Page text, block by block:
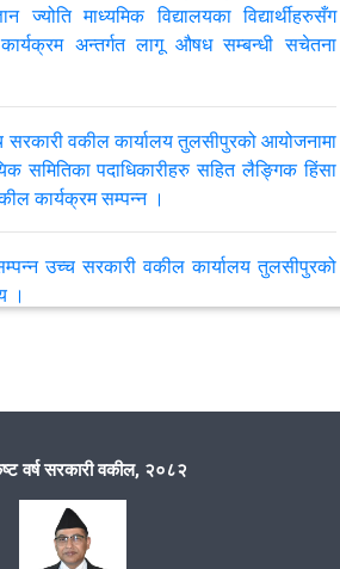
वकील कार्यालय तुलसीपुरको आयोजनामा
पदाधिकारीहरुसँग सम्‍पन्‍न समुदायमा सरकारी
हिंसा सम्बन्धी कानूनी सचेतना अन्‍तरक्रिया
उच्च सरकारी वकील कार्यालय तुलसीपुरको २६
उच्च सरकारी वकील कार्यालय तुलसीपुर र
कार्यालय दाङका सरकारी वकील बीचको पहिलो
उच्च सरकारी वकील कार्यालय तुलसीपुर
उच्च सरकारी वकील कार्यालय तुलसीपुरको
ज्योति माध्‍यमिक विद्यालयका विद्यार्थीहरुसँग
अन्तर्गत लागू औषध सम्‍बन्‍धी सचेतना
वकील कार्यालय तुलसीपुरको आयोजनामा
समितिका पदाधिकारीहरु सहित लैङ्गिक हिंसा
कार्यक्रम सम्पन्न ।
उच्च सरकारी वकील कार्यालय तुलसीपुरको
।
तथा बिद्यार्थीहरु बीच समुदायमा सरकारी
उच्च सरकारी वकील कार्यालय तुलसीपुर
वर्ष सरकारी वकील, २०८२